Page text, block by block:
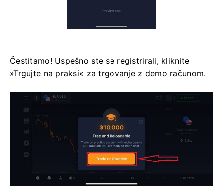
Čestitamo! Uspešno ste se registrirali, kliknite
»Trgujte na praksi« za trgovanje z demo računom.